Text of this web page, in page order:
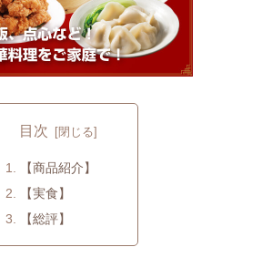
目次
【商品紹介】
【実食】
【総評】